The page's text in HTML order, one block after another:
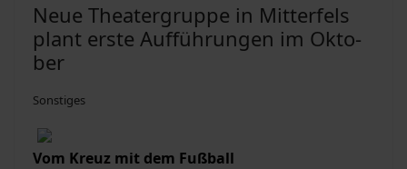
Neue Thea­ter­grup­pe in Mit­ter­fels
plant er­ste Auf­füh­run­gen im Ok­to­
ber
Sonstiges
Vom Kreuz mit dem Fuß­ball